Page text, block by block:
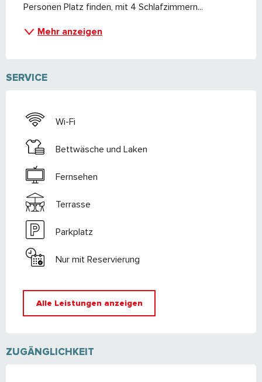
Personen Platz finden, mit 4 Schlafzimmern...
Mehr anzeigen
SERVICE
Wi-Fi
Bettwäsche und Laken
Fernsehen
Terrasse
Parkplatz
Nur mit Reservierung
Alle Leistungen anzeigen
ZUGÄNGLICHKEIT